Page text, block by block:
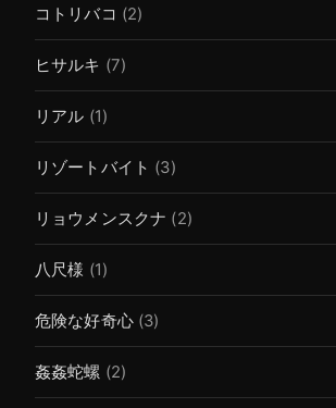
コトリバコ (2)
ヒサルキ (7)
リアル (1)
リゾートバイト (3)
リョウメンスクナ (2)
八尺様 (1)
危険な好奇心(3)
姦姦蛇螺 (2)